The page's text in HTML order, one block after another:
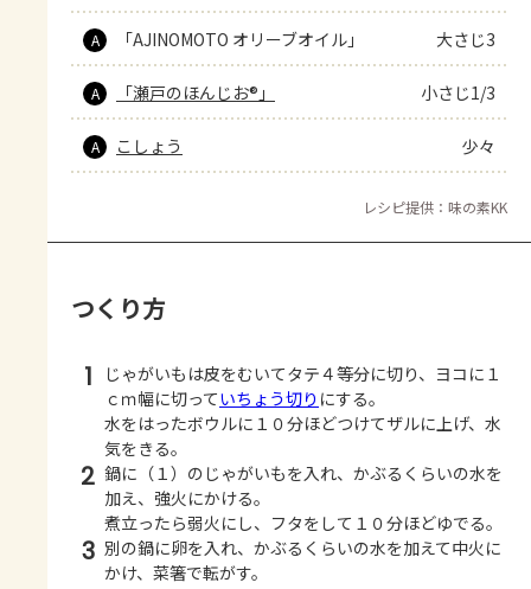
A 「AJINOMOTO オリーブオイル」 大さじ3
A 「瀬戸のほんじお®」 小さじ1/3
A こしょう 少々
レシピ提供：味の素KK
つくり方
1
じゃがいもは皮をむいてタテ４等分に切り、ヨコに１
ｃｍ幅に切っていちょう切り にする。
水をはったボウルに１０分ほどつけてザルに上げ、水
気をきる。
2 鍋に（１）のじゃがいもを入れ、かぶるくらいの水を
加え、強火にかける。
煮立ったら弱火にし、フタをして１０分ほどゆでる。
3 別の鍋に卵を入れ、かぶるくらいの水を加えて中火に
かけ、菜箸で転がす。